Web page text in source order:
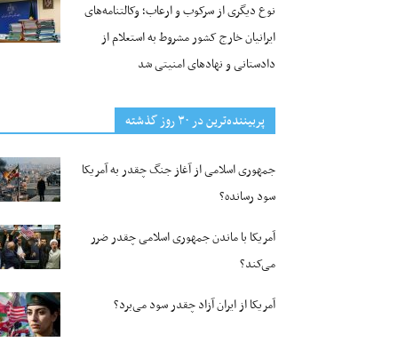
نوع دیگری از سرکوب و ارعاب؛ وکالتنامه‌های
ایرانیان خارج کشور مشروط به استعلام از
دادستانی و نهادهای امنیتی شد
پربیننده‌ترین‌ در ۳۰ روز گذشته
جمهوری اسلامی از آغاز جنگ چقدر به آمریکا
سود رسانده؟
آمریکا با ماندن جمهوری اسلامی چقدر ضرر
می‌کند؟
آمریکا از ایران آزاد چقدر سود می‌برد؟